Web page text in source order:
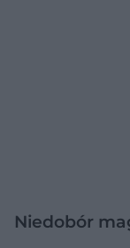
Niedobór